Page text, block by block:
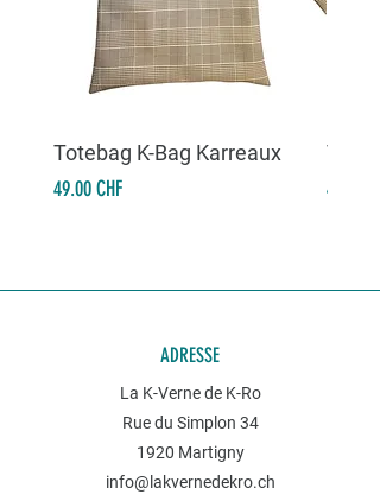
Totebag K-Bag Karreaux
Prix
49.00 CHF Prix
49.00
ADRESSE
La K-Verne de K-Ro
Rue du Simplon 34
1920 Martigny
info@lakvernedekro.ch